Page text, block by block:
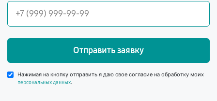
Отправить заявку
Нажимая на кнопку отправить я даю свое согласие на обработку моих
персональных данных.